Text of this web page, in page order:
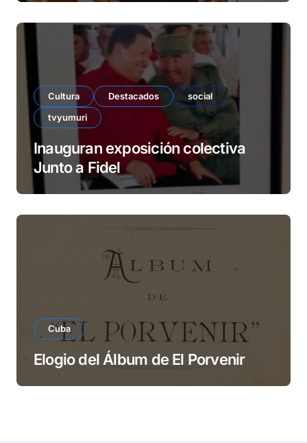
Cultura Destacados
social
tvyumuri
Inauguran exposición colectiva
Junto a Fidel
Cuba
Elogio del Álbum de El Porvenir